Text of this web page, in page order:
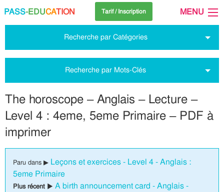
PASS-EDUCATION Tarif / Inscription MENU
Recherche par Catégories
Recherche par Mots-Clés
The horoscope – Anglais – Lecture –
Level 4 : 4eme, 5eme Primaire – PDF à
imprimer
Paru dans ▶ Leçons et exercices - Level 4 - Anglais :
5eme Primaire
Plus récent ▶ A birth announcement card - Anglais -